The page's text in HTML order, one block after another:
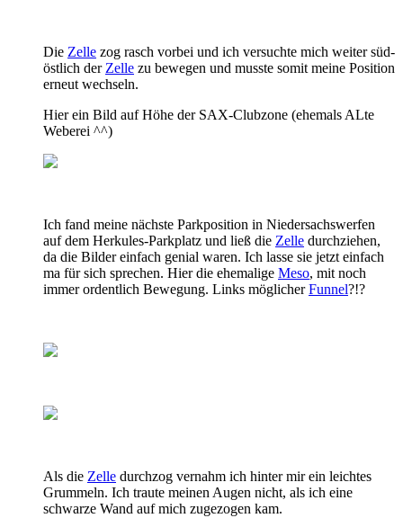
Die Zelle zog rasch vorbei und ich versuchte mich weiter süd-
östlich derZelle zu bewegen und musste somit meine Position
erneut wechseln.
Hier ein Bild auf Höhe der SAX-Clubzone (ehemals ALte
Weberei ^^)
Ich fand meine nächste Parkposition in Niedersachswerfen
auf dem Herkules-Parkplatz und ließ die Zelle durchziehen,
da die Bilder einfach genial waren. Ich lasse sie jetzt einfach
ma für sich sprechen. Hier die ehemalige Meso, mit noch
immer ordentlich Bewegung. Links möglicherFunnel?!?
Als die Zelle durchzog vernahm ich hinter mir ein leichtes
Grummeln. Ich traute meinen Augen nicht, als ich eine
schwarze Wand auf mich zugezogen kam.